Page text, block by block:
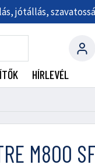
jótállás,
HÍRLEVÉL
M800